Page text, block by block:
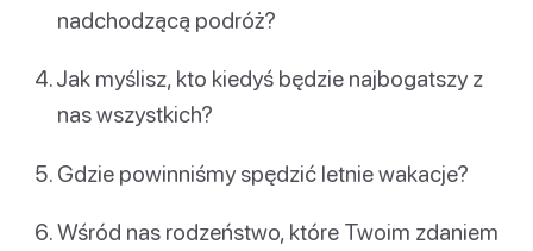
nadchodzącą podróż?
Jak myślisz, kto kiedyś będzie najbogatszy z
nas wszystkich?
Gdzie powinniśmy spędzić letnie wakacje?
Wśród nas rodzeństwo, które Twoim zdaniem